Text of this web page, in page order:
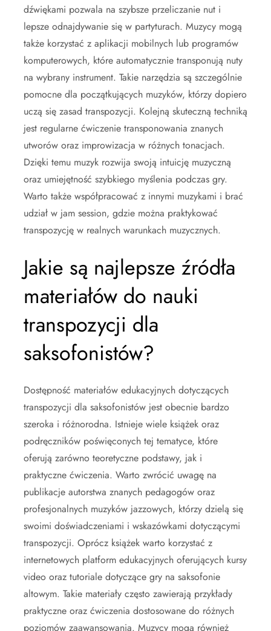
dźwiękami pozwala na szybsze przeliczanie nut i
lepsze odnajdywanie się w partyturach. Muzycy mogą
także korzystać z aplikacji mobilnych lub programów
komputerowych, które automatycznie transponują nuty
na wybrany instrument. Takie narzędzia są szczególnie
pomocne dla początkujących muzyków, którzy dopiero
uczą się zasad transpozycji. Kolejną skuteczną techniką
jest regularne ćwiczenie transponowania znanych
utworów oraz improwizacja w różnych tonacjach.
Dzięki temu muzyk rozwija swoją intuicję muzyczną
oraz umiejętność szybkiego myślenia podczas gry.
Warto także współpracować z innymi muzykami i brać
udział w jam session, gdzie można praktykować
transpozycję w realnych warunkach muzycznych.
Jakie są najlepsze źródła
materiałów do nauki
transpozycji dla
saksofonistów?
Dostępność materiałów edukacyjnych dotyczących
transpozycji dla saksofonistów jest obecnie bardzo
szeroka i różnorodna. Istnieje wiele książek oraz
podręczników poświęconych tej tematyce, które
oferują zarówno teoretyczne podstawy, jak i
praktyczne ćwiczenia. Warto zwrócić uwagę na
publikacje autorstwa znanych pedagogów oraz
profesjonalnych muzyków jazzowych, którzy dzielą się
swoimi doświadczeniami i wskazówkami dotyczącymi
transpozycji. Oprócz książek warto korzystać z
internetowych platform edukacyjnych oferujących kursy
video oraz tutoriale dotyczące gry na saksofonie
altowym. Takie materiały często zawierają przykłady
praktyczne oraz ćwiczenia dostosowane do różnych
poziomów zaawansowania. Muzycy mogą również